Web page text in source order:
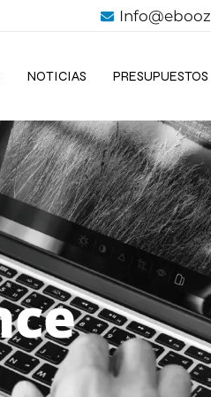
NOTICIAS PRESUPUESTOS